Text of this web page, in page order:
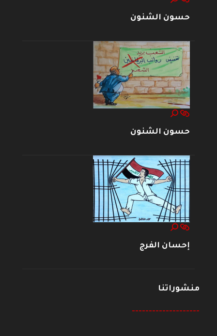
حسون الشنون
حسون الشنون
إحسان الفرج
منشوراتنا
--------------------